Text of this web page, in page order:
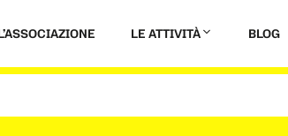
LE ATTIVITÀ BLOG